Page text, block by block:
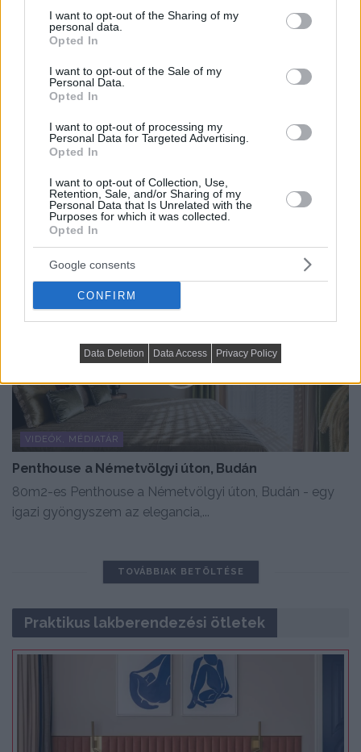
not limited to your visit or usage behaviour. You may click to
grant or deny consent to Google and its third-party tags to
use your data for below specified purposes in below Google
consent section.
I want to opt-out of the Sharing of my
personal data.
Opted In
I want to opt-out of the Sale of my
Personal Data.
Opted In
I want to opt-out of processing my
Personal Data for Targeted Advertising.
Opted In
I want to opt-out of Collection, Use,
Retention, Sale, and/or Sharing of my
Personal Data that Is Unrelated with the
Purposes for which it was collected.
Opted In
Google consents
CONFIRM
Data Deletion Data Access Privacy Policy
VIDEÓK, MÉDIATÁR
Lenyűgöző mini ház boho stílusban, terasszal,
galériákkal
Bemutatkozik a Little Byron Tiny Homes (Byron Bay
Ausztrália) "Banjo" elnevezésű mini...
VIDEÓK, MÉDIATÁR
Penthouse a Németvölgyi úton, Budán
80m2-es Penthouse a Németvölgyi úton, Budán - egy
igazi gyöngyszem az elegancia,...
TOVÁBBIAK BETÖLTÉSE
Praktikus lakberendezési ötletek